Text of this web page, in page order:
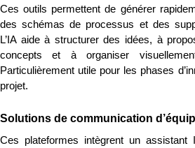
Ces outils permettent de générer
des schémas de processus et des
L’IA aide à structurer des idées, à
concepts et à organiser
Particulièrement utile pour les phases
projet.
Solutions de communication
Ces plateformes intègrent un assistant